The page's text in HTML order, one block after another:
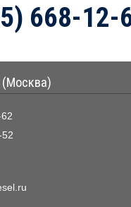
668-12-
(Москва)